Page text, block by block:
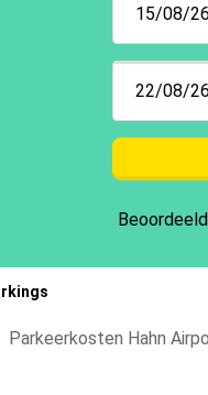
Parkeerkosten Hahn